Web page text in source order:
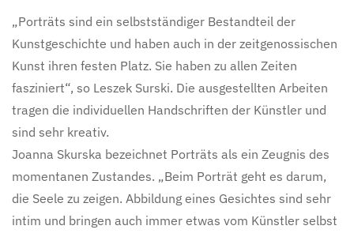
„Porträts sind ein selbstständiger Bestandteil der
Kunstgeschichte und haben auch in der zeitgenossischen
Kunst ihren festen Platz. Sie haben zu allen Zeiten
fasziniert“, so Leszek Surski. Die ausgestellten Arbeiten
tragen die individuellen Handschriften der Künstler und
sind sehr kreativ.
Joanna Skurska bezeichnet Porträts als ein Zeugnis des
momentanen Zustandes. „Beim Porträt geht es darum,
die Seele zu zeigen. Abbildung eines Gesichtes sind sehr
intim und bringen auch immer etwas vom Künstler selbst